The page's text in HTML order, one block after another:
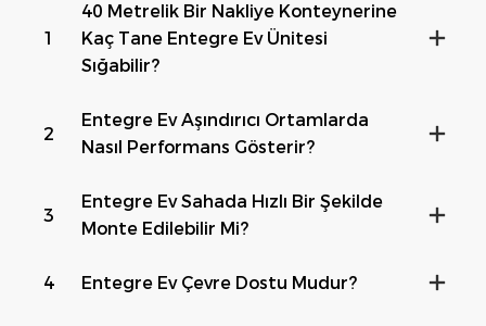
1
40 Metrelik Bir Nakliye Konteynerine
Kaç Tane Entegre Ev Ünitesi
Sığabilir?
2
Entegre Ev Aşındırıcı Ortamlarda
Nasıl Performans Gösterir?
3
Entegre Ev Sahada Hızlı Bir Şekilde
Monte Edilebilir Mi?
4 Entegre Ev Çevre Dostu Mudur?